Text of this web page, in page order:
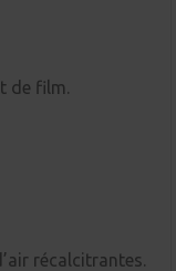
de film.
récalcitrantes.